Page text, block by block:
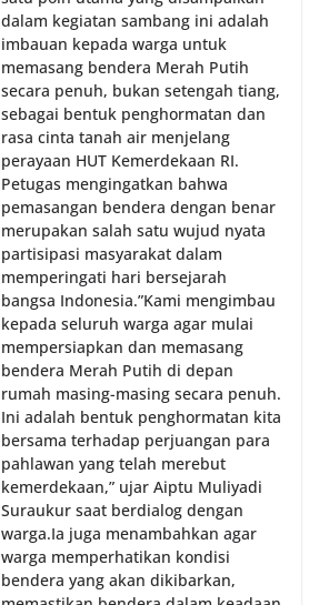
dalam kegiatan sambang ini adalah
imbauan kepada warga untuk
memasang bendera Merah Putih
secara penuh, bukan setengah tiang,
sebagai bentuk penghormatan dan
rasa cinta tanah air menjelang
perayaan HUT Kemerdekaan RI.
Petugas mengingatkan bahwa
pemasangan bendera dengan benar
merupakan salah satu wujud nyata
partisipasi masyarakat dalam
memperingati hari bersejarah
bangsa Indonesia.‎‎”Kami mengimbau
kepada seluruh warga agar mulai
mempersiapkan dan memasang
bendera Merah Putih di depan
rumah masing-masing secara penuh.
Ini adalah bentuk penghormatan kita
bersama terhadap perjuangan para
pahlawan yang telah merebut
kemerdekaan,” ujar Aiptu Muliyadi
Suraukur saat berdialog dengan
warga.‎‎Ia juga menambahkan agar
warga memperhatikan kondisi
bendera yang akan dikibarkan,